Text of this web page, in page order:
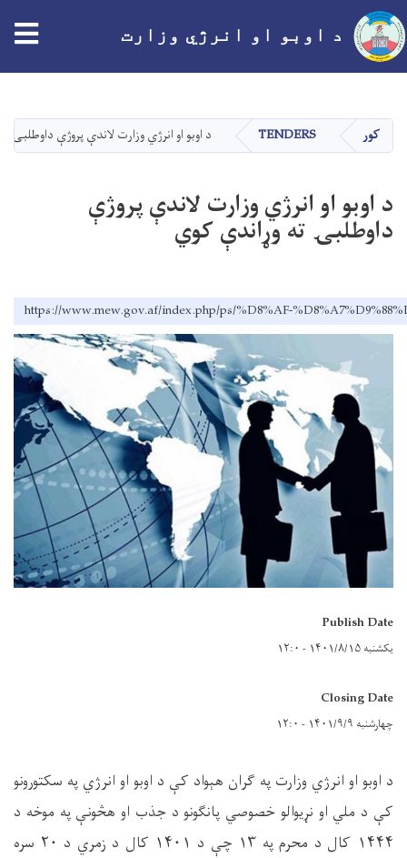
دانګل
د اوبو او انرژي وزارت
کور TENDERS د اوبو او انرژي وزارت لاندې پروژې داوطلبۍ
د اوبو او انرژي وزارت لاندې پروژې
داوطلبۍ ته وړاندې کوي
https://www.mew.gov.af/index.php/ps/%D8%AF-
Publish Date
یکشنبه ۱۴۰۱/۸/۱۵ - ۱۲:۰
Closing Date
چهارشنبه ۱۴۰۱/۹/۹ - ۱۲:۰
د اوبو او انرژي وزارت په ګران هېواد کې د اوبو او انرژي په سکتورونو
کې د ملي او نړیوالو خصوصي پانګونو د جذب او هڅونې په موخه د
۱۴۴۴ کال د محرم په ۱۳ چې د ۱۴۰۱ کال د زمري د ۲۰ سره